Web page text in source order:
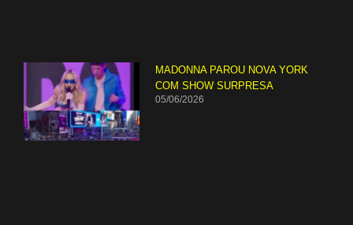
MADONNA PAROU NOVA YORK
COM SHOW SURPRESA
05/06/2026